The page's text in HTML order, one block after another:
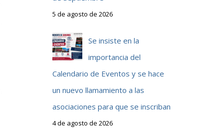
5 de agosto de 2026
Se insiste en la
importancia del
Calendario de Eventos y se hace
un nuevo llamamiento a las
asociaciones para que se inscriban
4 de agosto de 2026